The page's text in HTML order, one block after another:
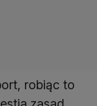
robiąc to